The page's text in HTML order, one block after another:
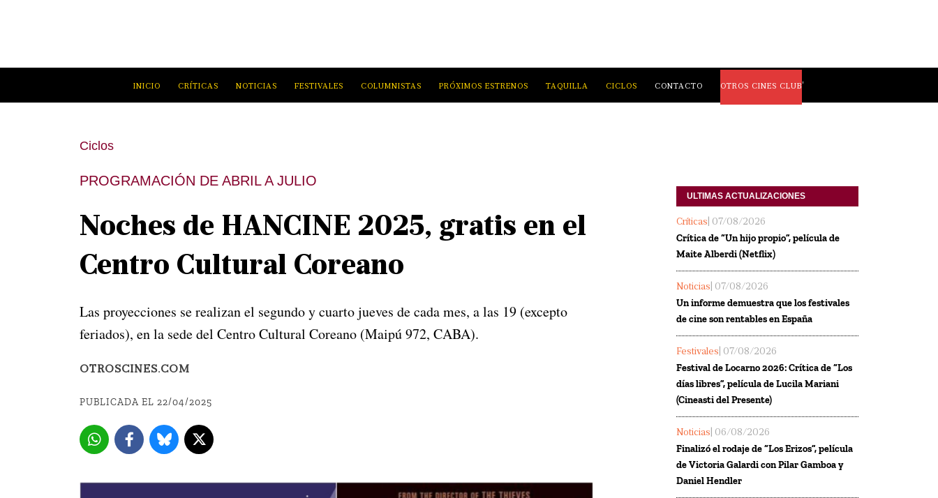
INICIO CRÍTICAS NOTICIAS FESTIVALES COLUMNISTAS PRÓXIMOS ESTRENOS TAQUILLA CICLOS CONTACTO OTROS CINES CLUB
Ciclos
PROGRAMACIÓN DE ABRIL A JULIO
Noches de HANCINE 2025, gratis en el
Centro Cultural Coreano
Las proyecciones se realizan el segundo y cuarto jueves de cada mes, a las 19 (excepto
feriados), en la sede del Centro Cultural Coreano (Maipú 972, CABA).
OTROSCINES.COM
PUBLICADA EL 22/04/2025
ULTIMAS ACTUALIZACIONES
Críticas | 07/08/2026
Crítica de “Un hijo propio”, película de
Maite Alberdi (Netflix)
Noticias | 07/08/2026
Un informe demuestra que los festivales
de cine son rentables en España
Festivales | 07/08/2026
Festival de Locarno 2026: Crítica de “Los
días libres”, película de Lucila Mariani
(Cineasti del Presente)
Noticias | 06/08/2026
Finalizó el rodaje de “Los Erizos”, película
de Victoria Galardi con Pilar Gamboa y
Daniel Hendler